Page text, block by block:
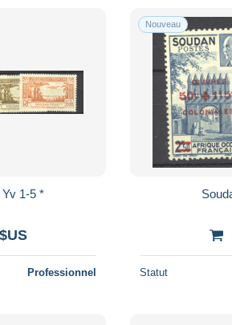
Soudan - avion : Yv 1-5 *
Professionnel
Nouveau
Statut